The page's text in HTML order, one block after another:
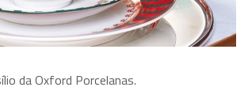
da Oxford Porcelanas.